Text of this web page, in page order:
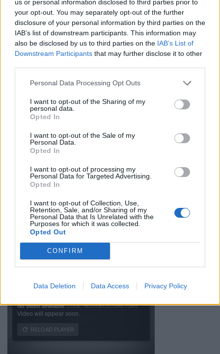
us or personal information disclosed to third parties prior to
your opt-out. You may separately opt-out of the further
disclosure of your personal information by third parties on the
IAB’s list of downstream participants. This information may
also be disclosed by us to third parties on the IAB’s List of
Downstream Participants that may further disclose it to other
Personal Data Processing Opt Outs
I want to opt-out of the Sharing of my
personal data.
Opted In
I want to opt-out of the Sale of my
Personal Data.
Opted In
I want to opt-out of processing my
Personal Data for Targeted Advertising.
Opted In
I want to opt-out of Collection, Use,
Retention, Sale, and/or Sharing of my
Personal Data that Is Unrelated with the
Purposes for which it was collected.
Opted Out
CONFIRM
Data Deletion Data Access Privacy Policy
σήμερα (σημ. τη Δευτέρα) τυχαία ο ανιψιός μου
στο βουνό. Εμένα με ενδιαφέρει ότι χάσαμε το
παιδί. Δεν είχε προβλήματα, δεν την
απασχολούσε κάτι», δήλωσε χαρακτηριστικά ο
πατέρας της στην εκπομπή «Live News».
28χρονης παρέμεναν έως και το απόγευμα
δυνάμειςτης Αστυνομίας.